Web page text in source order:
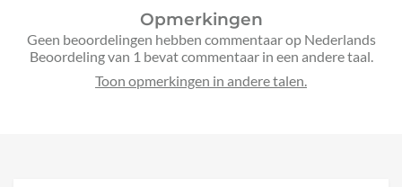
Opmerkingen
Geen beoordelingen hebben commentaar op Nederlands
Beoordeling van 1 bevat commentaar in een andere taal.